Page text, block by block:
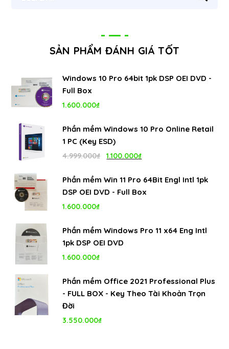
SẢN PHẨM ĐÁNH GIÁ TỐT
Windows 10 Pro 64bit 1pk DSP OEI DVD -
Full Box
1.600.000₫
Phần mềm Windows 10 Pro Online Retail
1 PC (Key ESD)
4.999.000₫
Giá
là:
1.100.000₫
tại
Phần mềm Win 11 Pro 64Bit Engl Intl 1pk
DSP OEI DVD - Full Box
1.600.000₫
Phần mềm Windows Pro 11 x64 Eng Intl
1pk DSP OEI DVD
1.600.000₫
Phần mềm Office 2021 Professional Plus
- FULL BOX - Key Theo Tài Khoản Trọn
Đời
3.550.000₫